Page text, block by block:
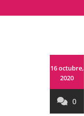
16 octubre,
2020
0